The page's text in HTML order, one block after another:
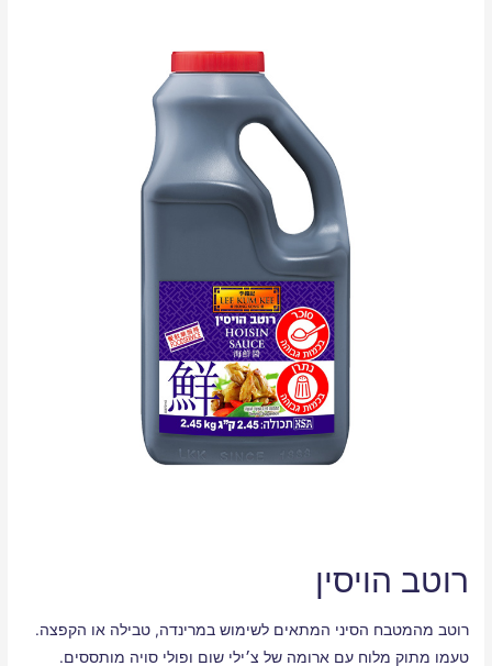
רוטב הויסין
רוטב מהמטבח הסיני המתאים לשימוש במרינדה, טבילה או הקפצה.
טעמו מתוק מלוח עם ארומה של צ׳ילי שום ופולי סויה מותססים.